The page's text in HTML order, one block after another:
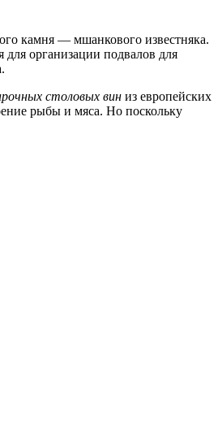
камня — мшанкового известняка.
организации подвалов для
столовых вин из европейских
рыбы и мяса. Но поскольку